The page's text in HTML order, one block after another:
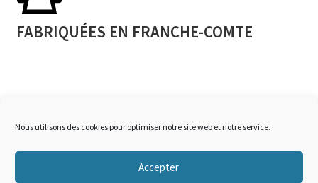
Nous utilisons des cookies pour optimiser notre site web et notre service.
Accepter
FABRIQUÉES EN FRANCHE-COMTE